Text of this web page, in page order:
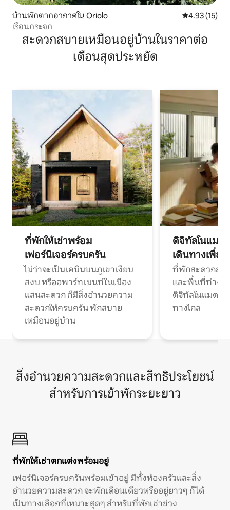
บ้านพักตากอากาศใน Oriolo คะแนนเฉลี่ย
4.93 (15)
เรือนกระจก
สะดวกสบายเหมือนอยู่บ้านในราคาต่อ
เดือนสุดประหยัด
ที่พักให้เช่าพร้อม
เฟอร์นิเจอร์ครบครัน
ไม่ว่าจะเป็นเคบินบนภูเขาเงียบ
สงบ หรืออพาร์ทเมนท์ในเมือง
แสนสะดวก ก็มีสิ่งอำนวยความ
สะดวกให้ครบครัน พักสบาย
เหมือนอยู่บ้าน
ดิจิทัลโนแมด
เดินทางเพื่อ
ที่พักสะดวกสบ
และพื้นที่ทำงา
ดิจิทัลโนแมดแ
ทางไกล
สิ่งอำนวยความสะดวกและสิทธิประโยชน์
สำหรับการเข้าพักระยะยาว
ที่พักให้เช่าตกแต่งพร้อมอยู่
เฟอร์นิเจอร์ครบครันพร้อมเข้าอยู่ มีทั้งห้องครัวและสิ่ง
อำนวยความสะดวก จะพักเดือนเดียวหรืออยู่ยาวๆ ก็ได้
เป็นทางเลือกที่เหมาะสุดๆ สำหรับที่พักเช่าช่วง